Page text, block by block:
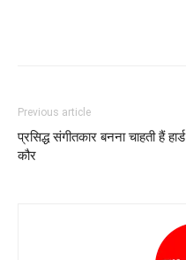
Previous article
प्रसिद्ध संगीतकार बनना चाहती हैं हार्ड
कौर